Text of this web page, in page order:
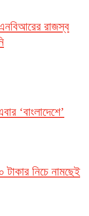
রাজস্ব
‘বাংলাদেশে’
টাকার নিচে নামছেই